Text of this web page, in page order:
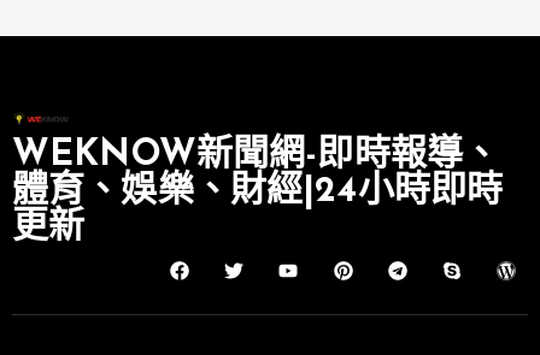
WEKNOW新聞網-即時報導、
體育、娛樂、財經|24小時即時
更新